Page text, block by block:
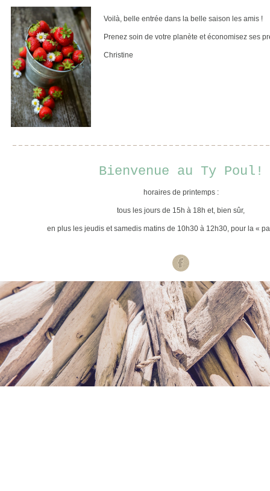
Voilà, belle entrée dans la belle saison les amis !
Prenez soin de votre planète et économisez ses
Christine
Bienvenue au Ty Poul!
horaires de printemps :
tous les jours de 15h à 18h et, bien sûr,
en plus les jeudis et samedis matins de 10h30 à 12h30, pour la «